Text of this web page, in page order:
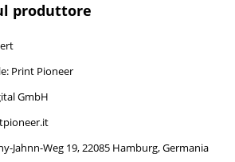
produttore
Print Pioneer
GmbH
Jahnn-Weg 19, 22085 Hamburg, Germania